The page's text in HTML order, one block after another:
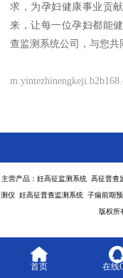
求，为孕妇健康事业贡
来，让每一位孕妇都能
查监测系统公司，与您共
主营产品：妊高征监测系统 高征普
测仪 妊高征普查监测系统 子痫前期
版权所
首页 在线